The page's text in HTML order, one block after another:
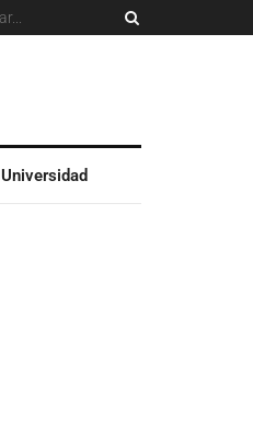
Universidad